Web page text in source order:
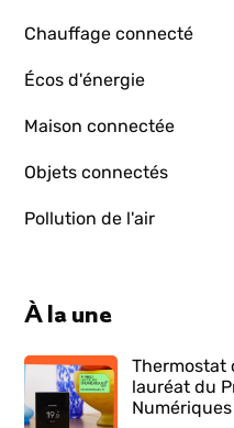
Chauffage connecté
Écos d'énergie
Maison connectée
Objets connectés
Pollution de l'air
À la une
Thermostat
lauréat du